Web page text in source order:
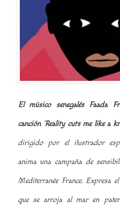
El músico senegalés Faada
canción ‘Reality cuts me like a
dirigido por el ilustrador
anima una campaña de
Mediterranée France. Expresa
que se arroja al mar en